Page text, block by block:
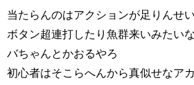
当たらんのはアクションが足りんせ
ボタン超連打したり魚群来いみたい
バちゃんとかおるやろ
初心者はそこらへんから真似せなア